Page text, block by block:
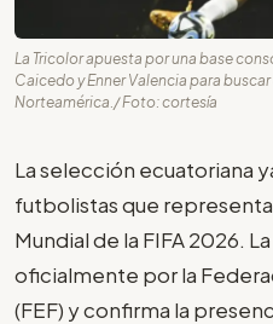
La Tricolor apuesta por una base
Caicedo y Enner Valencia para
Norteamérica./ Foto: cortesía
La selección ecuatoriana
futbolistas que
Mundial de la FIFA 2026.
oficialmente por la
(FEF) y confirma la